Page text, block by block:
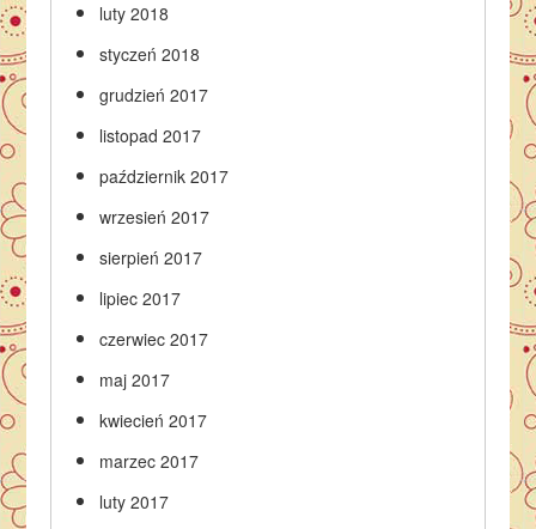
luty 2018
styczeń 2018
grudzień 2017
listopad 2017
październik 2017
wrzesień 2017
sierpień 2017
lipiec 2017
czerwiec 2017
maj 2017
kwiecień 2017
marzec 2017
luty 2017